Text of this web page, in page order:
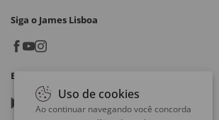
Siga o James Lisboa
Baixe o App
Google play
Uso de cookies
Ao continuar navegando você concorda